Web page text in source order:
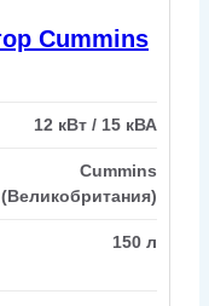
Cummins
12 кВт / 15 кВА
Cummins
(Великобритания)
150 л